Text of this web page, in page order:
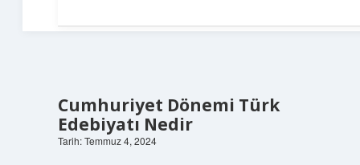
Cumhuriyet Dönemi Türk
Edebiyatı Nedir
Tarih: Temmuz 4, 2024